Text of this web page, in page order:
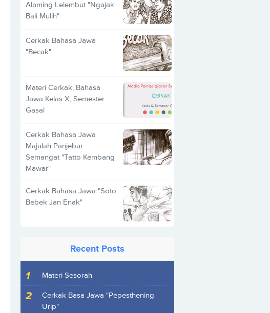
Alaming Lelembut "Ngajak
Bali Mulih"
Cerkak Bahasa Jawa
"Becak"
Materi Cerkak, Bahasa
Jawa Kelas X, Semester
Gasal
Cerkak Bahasa Jawa
Majalah Panjebar
Semangat "Tatto Kembang
Mawar"
Cerkak Bahasa Jawa "Soto
Bebek Jan Enak"
Recent Posts
Materi Sesorah
Cerkak Basa Jawa "Pepesthening
Urip"